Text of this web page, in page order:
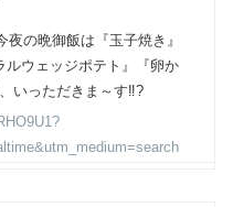
夜の晩御飯は『玉子焼き』
ルウェッジポテト』『卵か
いっただきま～す‼️?